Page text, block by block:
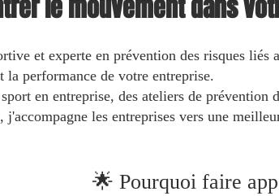
le mouvement dans
et experte en prévention des risques
la performance de votre entreprise.
en entreprise, des ateliers de
j'accompagne les entreprises vers une
🌟 Pourquoi faire